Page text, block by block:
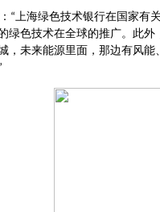
“ 上海绿色技术银行在国家有
绿色技术在全球的推广。此
，未来能源里面，那边有风